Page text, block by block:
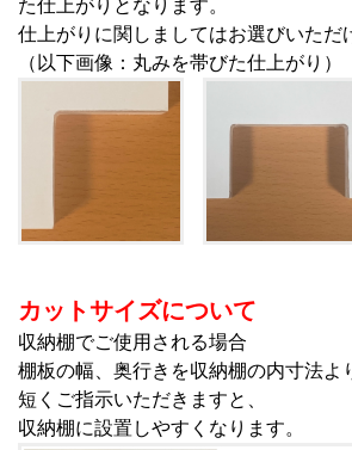
た仕上がりとなります。
仕上がりに関しましてはお選びいただ
（以下画像：丸みを帯びた仕上がり）
カットサイズについて
収納棚でご使用される場合
棚板の幅、奥行きを収納棚の内寸法よ
短くご指示いただきますと、
収納棚に設置しやすくなります。